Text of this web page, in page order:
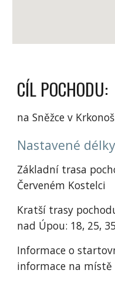
CÍL POCHODU:
na Sněžce v
Nastavené
Základní trasa
Červeném Kostelci
Kratší trasy
nad Úpou: 18, 25,
Informace o
informace na místě